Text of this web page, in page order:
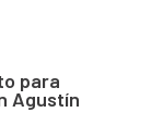
para
Agustín